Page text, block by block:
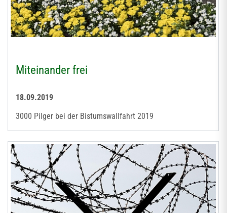
Miteinander frei
18.09.2019
3000 Pilger bei der Bistumswallfahrt 2019